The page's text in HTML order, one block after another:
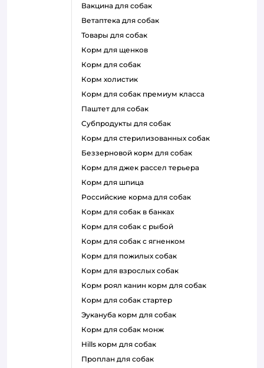
вакцина для собак
ветаптека для собак
товары для собак
корм для щенков
корм для собак
корм холистик
корм для собак премиум класса
паштет для собак
субпродукты для собак
корм для стерилизованных собак
беззерновой корм для собак
корм для джек рассел терьера
корм для шпица
российские корма для собак
корм для собак в банках
корм для собак с рыбой
корм для собак с ягненком
корм для пожилых собак
корм для взрослых собак
корм роял канин корм для собак
корм для собак стартер
эукануба корм для собак
корм для собак монж
hills корм для собак
проплан для собак